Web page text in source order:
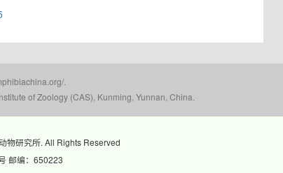
.
of Zoology (CAS), Kunming, Yunnan, China.
物研究所. All Rights Reserved
邮编：650223